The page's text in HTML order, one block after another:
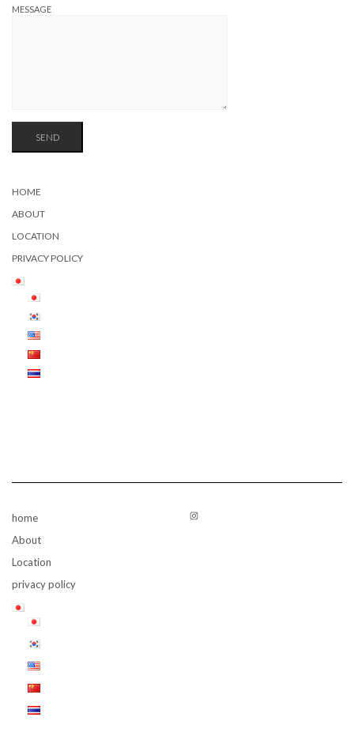
MESSAGE
HOME
ABOUT
LOCATION
PRIVACY POLICY
home
About
Location
privacy policy
Instagram